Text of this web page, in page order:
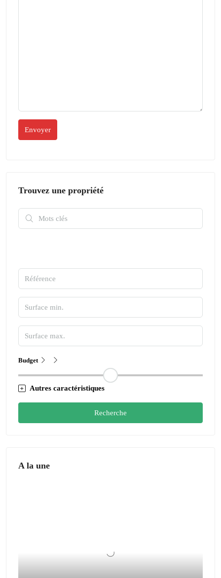
Trouvez une propriété
Budget
Autres caractéristiques
Recherche
A la une